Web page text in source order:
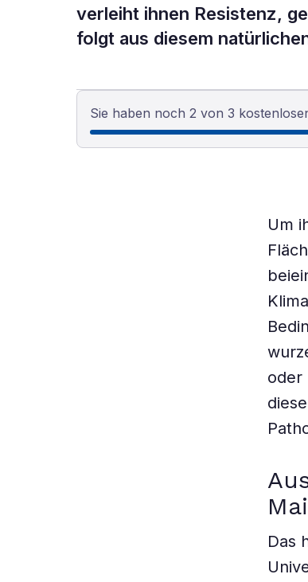
verleiht ihnen Resistenz,
folgt aus diesem
Sie haben noch 2 von 3
Um
oder
Das